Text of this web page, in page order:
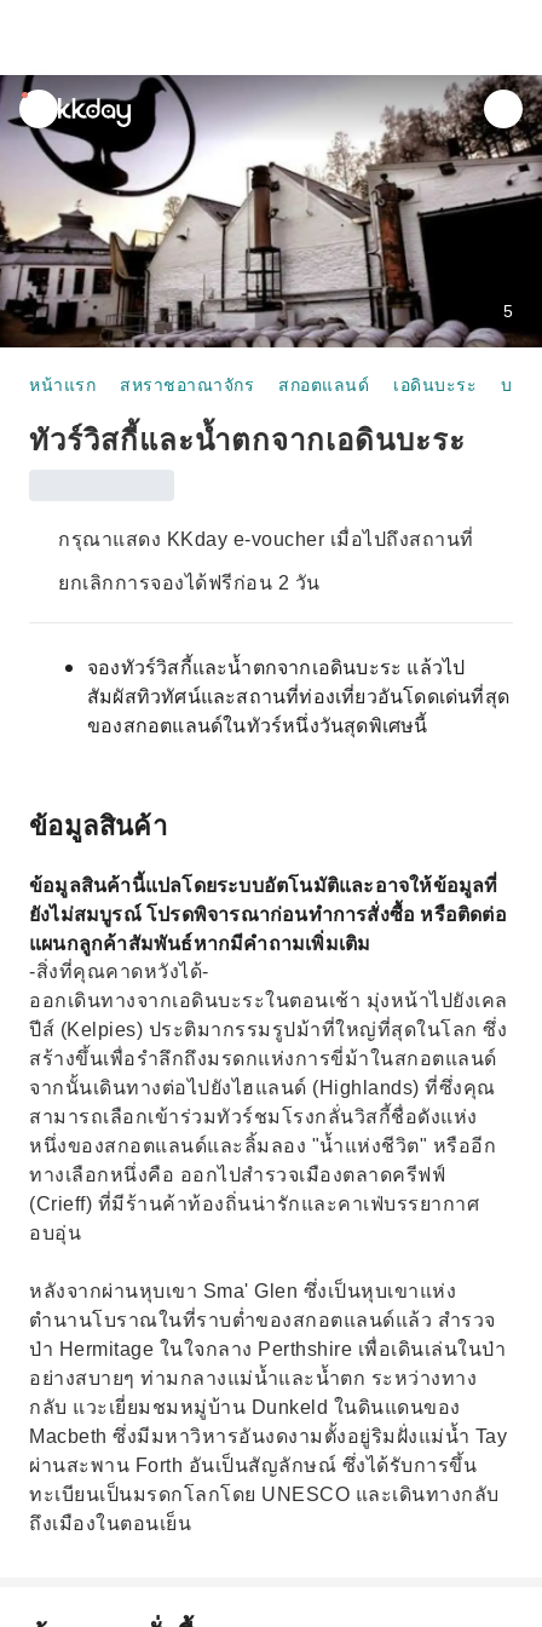
unread
notifications
5
หน้าแรก สหราชอาณาจักร สกอตแลนด์ เอดินบะระ บอน
ทัวร์วิสกี้และน้ำตกจากเอดินบะระ
กรุณาแสดง KKday e-voucher เมื่อไปถึงสถานที่
ยกเลิกการจองได้ฟรีก่อน 2 วัน
จองทัวร์วิสกี้และน้ำตกจากเอดินบะระ แล้วไป
สัมผัสทิวทัศน์และสถานที่ท่องเที่ยวอันโดดเด่นที่สุด
ของสกอตแลนด์ในทัวร์หนึ่งวันสุดพิเศษนี้
ข้อมูลสินค้า
ข้อมูลสินค้านี้แปลโดยระบบอัตโนมัติและอาจให้ข้อมูลที่
ยังไม่สมบูรณ์ โปรดพิจารณาก่อนทำการสั่งซื้อ หรือติดต่อ
แผนกลูกค้าสัมพันธ์หากมีคำถามเพิ่มเติม
-สิ่งที่คุณคาดหวังได้-
ออกเดินทางจากเอดินบะระในตอนเช้า มุ่งหน้าไปยังเคล
ปีส์ (Kelpies) ประติมากรรมรูปม้าที่ใหญ่ที่สุดในโลก ซึ่ง
สร้างขึ้นเพื่อรำลึกถึงมรดกแห่งการขี่ม้าในสกอตแลนด์
จากนั้นเดินทางต่อไปยังไฮแลนด์ (Highlands) ที่ซึ่งคุณ
สามารถเลือกเข้าร่วมทัวร์ชมโรงกลั่นวิสกี้ชื่อดังแห่ง
หนึ่งของสกอตแลนด์และลิ้มลอง "น้ำแห่งชีวิต" หรืออีก
ทางเลือกหนึ่งคือ ออกไปสำรวจเมืองตลาดครีฟฟ์
(Crieff) ที่มีร้านค้าท้องถิ่นน่ารักและคาเฟ่บรรยากาศ
อบอุ่น
หลังจากผ่านหุบเขา Sma' Glen ซึ่งเป็นหุบเขาแห่ง
ตำนานโบราณในที่ราบต่ำของสกอตแลนด์แล้ว สำรวจ
ป่า Hermitage ในใจกลาง Perthshire เพื่อเดินเล่นในป่า
อย่างสบายๆ ท่ามกลางแม่น้ำและน้ำตก ระหว่างทาง
กลับ แวะเยี่ยมชมหมู่บ้าน Dunkeld ในดินแดนของ
Macbeth ซึ่งมีมหาวิหารอันงดงามตั้งอยู่ริมฝั่งแม่น้ำ Tay
ผ่านสะพาน Forth อันเป็นสัญลักษณ์ ซึ่งได้รับการขึ้น
ทะเบียนเป็นมรดกโลกโดย UNESCO และเดินทางกลับ
ถึงเมืองในตอนเย็น